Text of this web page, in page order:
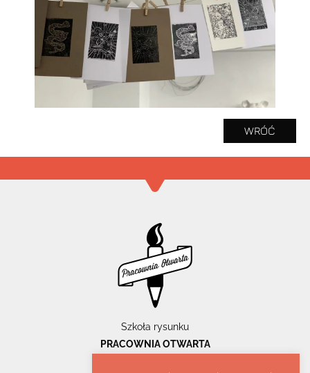
WRÓĆ
Szkoła rysunku
PRACOWNIA OTWARTA